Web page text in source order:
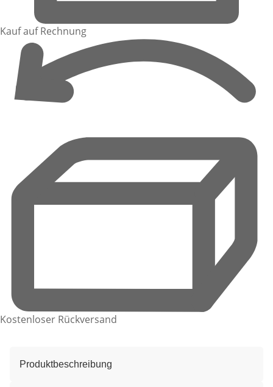
Kauf auf Rechnung
Kostenloser Rückversand
Produktbeschreibung